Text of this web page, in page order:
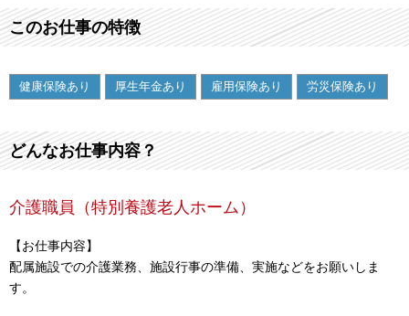
このお仕事の特徴
健康保険あり 厚生年金あり 雇用保険あり 労災保険あり
どんなお仕事内容？
介護職員（特別養護老人ホーム）
【お仕事内容】
配属施設での介護業務、施設行事の準備、実施などをお願いしま
す。